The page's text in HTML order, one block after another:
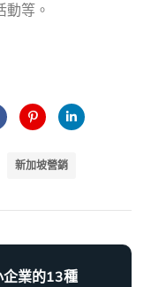
等。
新加坡營銷
企業的13種